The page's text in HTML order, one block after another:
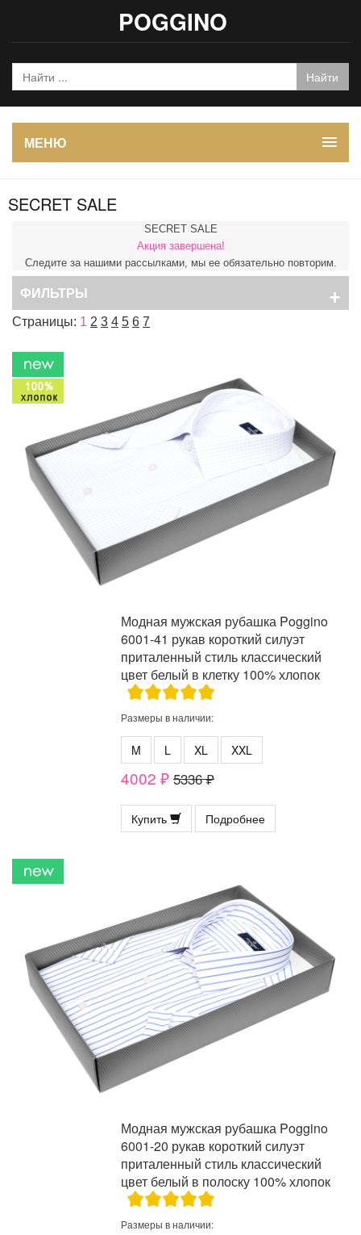
POGGINO
МЕНЮ
SECRET SALE
SECRET SALE
Акция завершена!
Следите за нашими рассылками, мы ее обязательно повторим.
ФИЛЬТРЫ +
Страницы: 1 2 3 4 5 6 7
Модная мужская рубашка Poggino
6001-41 рукав короткий силуэт
приталенный стиль классический
цвет белый в клетку 100% хлопок
Размеры в наличии:
M L XL XXL
4002 ₽ 5336 ₽
Купить Подробнее
Модная мужская рубашка Poggino
6001-20 рукав короткий силуэт
приталенный стиль классический
цвет белый в полоску 100% хлопок
Размеры в наличии: